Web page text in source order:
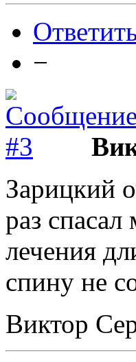
−
Зарицкий
раз
лечения
спину не
Виктор